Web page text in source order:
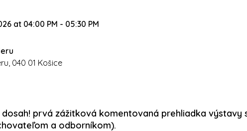
at 04:00 PM - 05:30 PM
040 01 Košice
prvá zážitková komentovaná prehliadka výstavy
a odborníkom).